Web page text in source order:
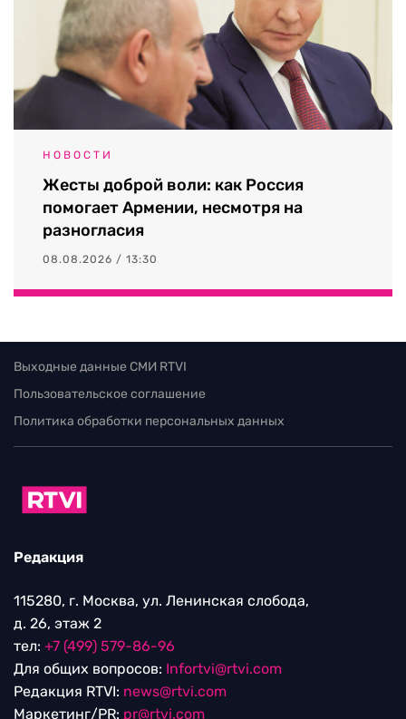
НОВОСТИ
Жесты доброй воли: как Россия
помогает Армении, несмотря на
разногласия
08.08.2026 / 13:30
Выходные данные СМИ RTVI
Пользовательское соглашение
Политика обработки персональных данных
Редакция
115280, г. Москва, ул. Ленинская слобода,
д. 26, этаж 2
тел: +7 (499) 579-86-96
Для общих вопросов: Infortvi@rtvi.com
Редакция RTVI: news@rtvi.com
Маркетинг/PR: pr@rtvi.com